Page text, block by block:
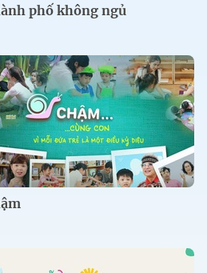
phố không ngủ